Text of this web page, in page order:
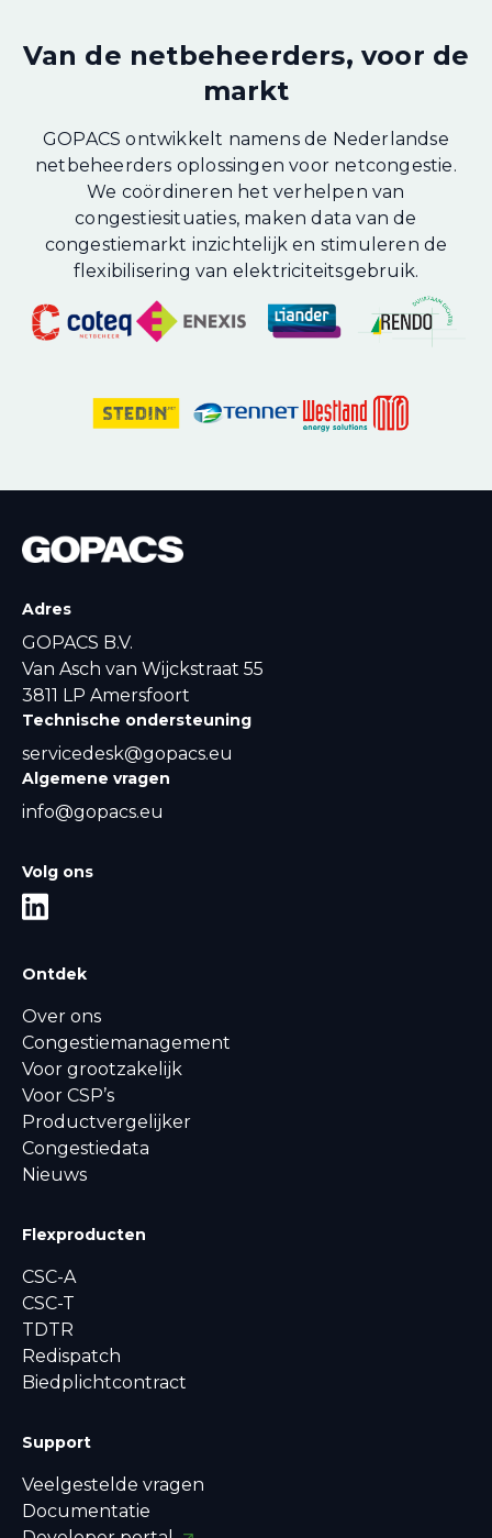
Van de netbeheerders, voor de
markt
GOPACS ontwikkelt namens de Nederlandse
netbeheerders oplossingen voor netcongestie.
We coördineren het verhelpen van
congestiesituaties, maken data van de
congestiemarkt inzichtelijk en stimuleren de
flexibilisering van elektriciteitsgebruik.
Adres
GOPACS B.V.
Van Asch van Wijckstraat 55
3811 LP Amersfoort
Technische ondersteuning
servicedesk@gopacs.eu
Algemene vragen
info@gopacs.eu
Volg ons
Ontdek
Over ons
Congestiemanagement
Voor grootzakelijk
Voor CSP’s
Productvergelijker
Congestiedata
Nieuws
Flexproducten
CSC-A
CSC-T
TDTR
Redispatch
Biedplichtcontract
Support
Veelgestelde vragen
Documentatie